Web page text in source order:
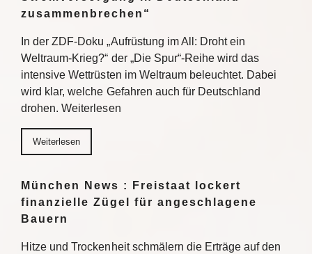
zusammenbrechen“
In der ZDF-Doku „Aufrüstung im All: Droht ein
Weltraum-Krieg?“ der „Die Spur“-Reihe wird das
intensive Wettrüsten im Weltraum beleuchtet. Dabei
wird klar, welche Gefahren auch für Deutschland
drohen. Weiterlesen
Weiterlesen
München News : Freistaat lockert
finanzielle Zügel für angeschlagene
Bauern
Hitze und Trockenheit schmälern die Erträge auf den